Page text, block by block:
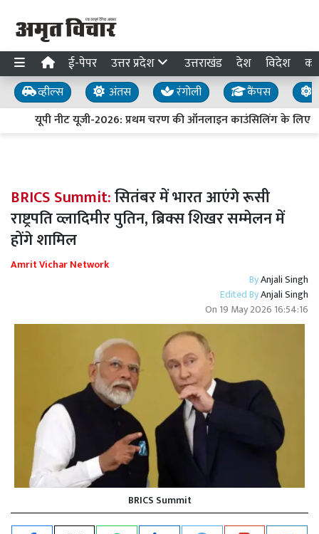
ई-पेपर उत्तर प्रदेश उत्तराखंड देश विदेश
व्हील्स अंतस रंगोली कैंपस
यूपी नीट यूजी-2026: प्रथम चरण की ऑनलाइन काउंसिलिंग के लिए
BRICS Summit:सितंबर में भारत आएंगे रूसी
राष्ट्रपति व्लादिमीर पुतिन, ब्रिक्स शिखर सम्मेलन में
होंगे शामिल
Amrit Vichar Network
ByAnjali Singh
Edited ByAnjali Singh
On 19 May 2026 16:54:16
BRICS Summit